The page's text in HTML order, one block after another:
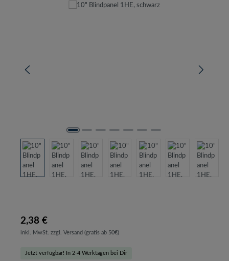
Bildergalerie überspringen
2,38 €
inkl. MwSt. zzgl. Versand (gratis ab 50€)
Jetzt verfügbar! In 2-4 Werktagen bei Dir